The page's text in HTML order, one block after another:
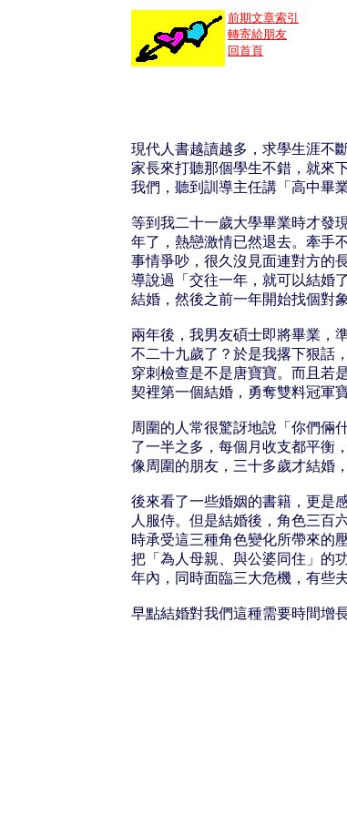
前期文章索引
轉寄給朋友
回首頁
現代人書越讀越多，求學生涯不
家長來打聽那個學生不錯，就來
我們，聽到訓導主任講「高中畢
等到我二十一歲大學畢業時才發
年了，熱戀激情已然退去。牽手
事情爭吵，很久沒見面連對方的
導說過「交往一年，就可以結婚
結婚，然後之前一年開始找個對
兩年後，我男友碩士即將畢業，
不二十九歲了？於是我撂下狠話
穿刺檢查是不是唐寶寶。而且若
契裡第一個結婚，勇奪雙料冠軍寶
周圍的人常很驚訝地說「你們倆
了一半之多，每個月收支都平衡
像周圍的朋友，三十多歲才結婚
後來看了一些婚姻的書籍，更是
人服侍。但是結婚後，角色三百
時承受這三種角色變化所帶來的
把「為人母親、與公婆同住」的
年內，同時面臨三大危機，有些
早點結婚對我們這種需要時間增